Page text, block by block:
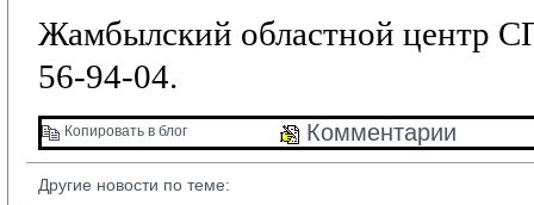
Жамбылский областной центр
56-94-04.
Копировать в блог Комментарии
Другие новости по теме: